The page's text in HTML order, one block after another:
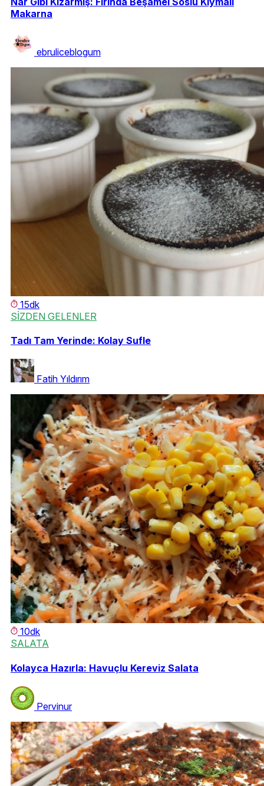
Makarna
ebruliceblogum
15dk
SİZDEN GELENLER
Tadı Tam Yerinde: Kolay Sufle
Fatih Yıldırım
10dk
SALATA
Kolayca Hazırla: Havuçlu Kereviz Salata
Pervinur